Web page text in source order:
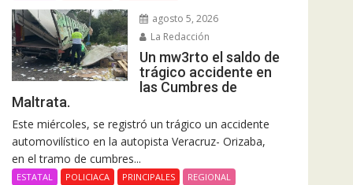
agosto 5, 2026
La Redacción
Un mw3rto el saldo de
trágico accidente en
las Cumbres de
Maltrata.
Este miércoles, se registró un trágico un accidente
automovilístico en la autopista Veracruz- Orizaba,
en el tramo de cumbres...
ESTATAL POLICIACA PRINCIPALES REGIONAL